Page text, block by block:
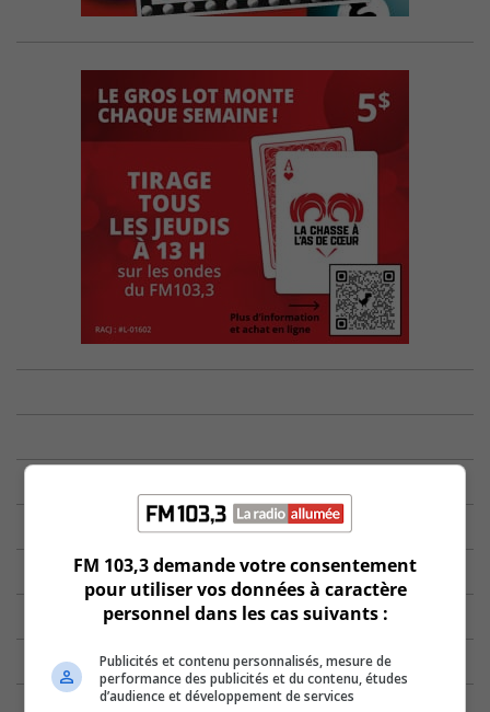
FM 103,3 demande votre consentement
pour utiliser vos données à caractère
personnel dans les cas suivants :
Publicités et contenu personnalisés, mesure de
performance des publicités et du contenu, études
d’audience et développement de services